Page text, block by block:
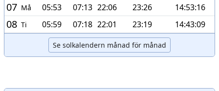
07 Må 05:53 07:13 22:06 23:26 14:53:16
08 Ti 05:59 07:18 22:01 23:19 14:43:09
Se solkalendern månad för månad